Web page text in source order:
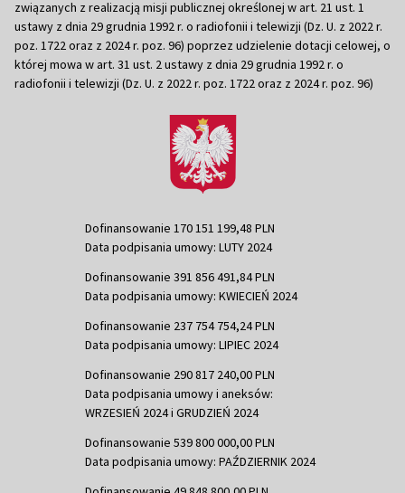
związanych z realizacją misji publicznej określonej w art. 21 ust. 1
ustawy z dnia 29 grudnia 1992 r. o radiofonii i telewizji (Dz. U. z 2022 r.
poz. 1722 oraz z 2024 r. poz. 96) poprzez udzielenie dotacji celowej, o
której mowa w art. 31 ust. 2 ustawy z dnia 29 grudnia 1992 r. o
radiofonii i telewizji (Dz. U. z 2022 r. poz. 1722 oraz z 2024 r. poz. 96)
Dofinansowanie 170 151 199,48 PLN
Data podpisania umowy: LUTY 2024
Dofinansowanie 391 856 491,84 PLN
Data podpisania umowy: KWIECIEŃ 2024
Dofinansowanie 237 754 754,24 PLN
Data podpisania umowy: LIPIEC 2024
Dofinansowanie 290 817 240,00 PLN
Data podpisania umowy i aneksów:
WRZESIEŃ 2024 i GRUDZIEŃ 2024
Dofinansowanie 539 800 000,00 PLN
Data podpisania umowy: PAŹDZIERNIK 2024